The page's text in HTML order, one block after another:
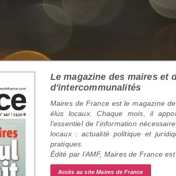
Le magazine des maires et
d'intercommunalités
Maires de France est le magazine
élus locaux. Chaque mois, il
l’essentiel de l’information
locaux : actualité politique et
pratiques.
Édité par l’AMF, Maires de France
Accès au site Maires de France